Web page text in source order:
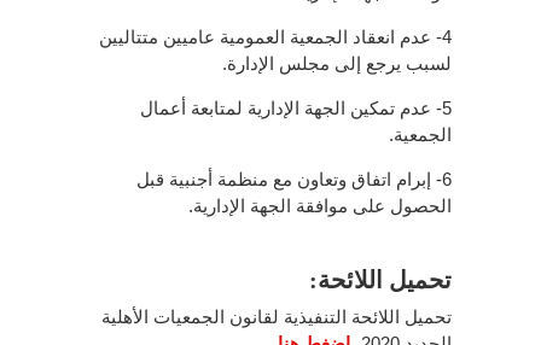
4- عدم انعقاد الجمعية العمومية عاميين متتاليين
لسبب يرجع إلى مجلس الإدارة.
5- عدم تمكين الجهة الإدارية لمتابعة أعمال
الجمعية.
6- إبرام اتفاق وتعاون مع منظمة أجنبية قبل
الحصول على موافقة الجهة الإدارية.
تحميل اللائحة:
تحميل اللائحة التنفيذية لقانون الجمعيات الأهلية